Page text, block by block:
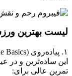
لیست بهترین
۱. پیاده‌روی (The Basics)
این ساده‌ترین و در
تمرین عالی برای: